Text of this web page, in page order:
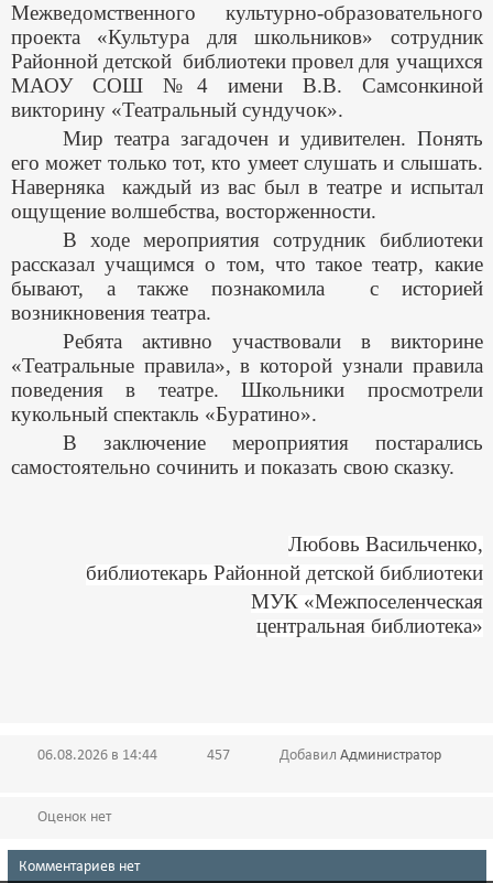
Межведомственного культурно-образовательного
проекта «Культура для школьников» сотрудник
Районной детской библиотеки провел для учащихся
МАОУ СОШ №4 имени В.В. Самсонкиной
викторину «Театральный сундучок».
Мир театра загадочен и удивителен. Понять
его может только тот, кто умеет слушать и слышать.
Наверняка каждый из вас был в театре и испытал
ощущение волшебства, восторженности.
В ходе мероприятия сотрудник библиотеки
рассказал учащимся о том, что такое театр, какие
бывают, а также познакомила с историей
возникновения театра.
Ребята активно участвовали в викторине
«Театральные правила», в которой узнали правила
поведения в театре. Школьники просмотрели
кукольный спектакль «Буратино».
В заключение мероприятия постарались
самостоятельно сочинить и показать свою сказку.
Любовь Васильченко,
библиотекарь Районной детской библиотеки
МУК «Межпоселенческая
центральная библиотека»
06.08.2026 в 14:44 457 Добавил Администратор
Оценок нет
Комментариев нет